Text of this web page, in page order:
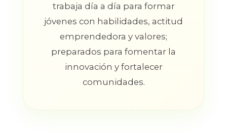
trabaja día a día para formar
jóvenes con habilidades, actitud
emprendedora y valores;
preparados para fomentar la
innovación y fortalecer
comunidades.